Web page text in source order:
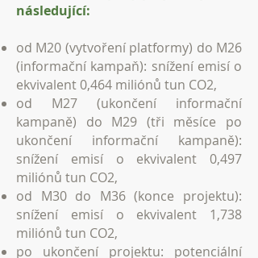
následující:
od M20 (vytvoření platformy) do M26
(informační kampaň): snížení emisí o
ekvivalent 0,464 miliónů tun CO2,​
od M27 (ukončení informační
kampaně) do M29 (tři měsíce po
ukončení informační kampaně):
snížení emisí o ekvivalent 0,497
miliónů tun CO2,
od M30 do M36 (konce projektu):
snížení emisí o ekvivalent 1,738
miliónů tun CO2,
po ukončení projektu: potenciální